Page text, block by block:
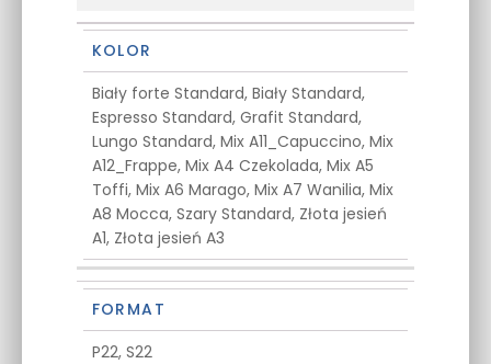
KOLOR
Biały forte Standard, Biały Standard,
Espresso Standard, Grafit Standard,
Lungo Standard, Mix A11_Capuccino, Mix
A12_Frappe, Mix A4 Czekolada, Mix A5
Toffi, Mix A6 Marago, Mix A7 Wanilia, Mix
A8 Mocca, Szary Standard, Złota jesień
A1, Złota jesień A3
FORMAT
P22, S22